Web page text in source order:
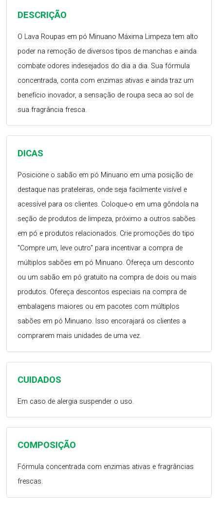
COMPOSIÇÃO
Fórmula concentrada com enzimas ativas e fragrâncias
frescas.
CUIDADOS
Em caso de alergia suspender o uso.
DICAS
Posicione o sabão em pó Minuano em uma posição de
destaque nas prateleiras, onde seja facilmente visível e
acessível para os clientes. Coloque-o em uma gôndola na
seção de produtos de limpeza, próximo a outros sabões
em pó e produtos relacionados. Crie promoções do tipo
"Compre um, leve outro" para incentivar a compra de
múltiplos sabões em pó Minuano. Ofereça um desconto
ou um sabão em pó gratuito na compra de dois ou mais
produtos. Ofereça descontos especiais na compra de
embalagens maiores ou em pacotes com múltiplos
sabões em pó Minuano. Isso encorajará os clientes a
comprarem mais unidades de uma vez.
DESCRIÇÃO
O Lava Roupas em pó Minuano Máxima Limpeza tem alto
poder na remoção de diversos tipos de manchas e ainda
combate odores indesejados do dia a dia. Sua fórmula
concentrada, conta com enzimas ativas e ainda traz um
benefício inovador, a sensação de roupa seca ao sol de
sua fragrância fresca.